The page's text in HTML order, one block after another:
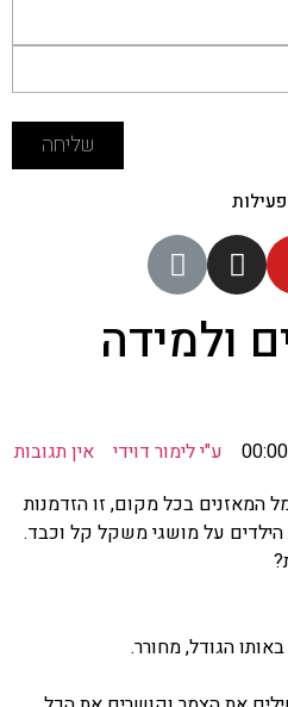
שליחה
ע"י לימור דוידי
אין תגובות
בכל מקום, זו הזדמנות
על מושגי משקל קל וכבד.